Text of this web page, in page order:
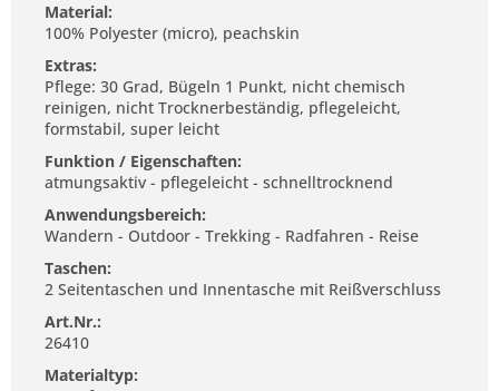
Material:
100% Polyester (micro), peachskin
Extras:
Pflege: 30 Grad, Bügeln 1 Punkt, nicht chemisch
reinigen, nicht Trocknerbeständig, pflegeleicht,
formstabil, super leicht
Funktion / Eigenschaften:
atmungsaktiv - pflegeleicht - schnelltrocknend
Anwendungsbereich:
Wandern - Outdoor - Trekking - Radfahren - Reise
Taschen:
2 Seitentaschen und Innentasche mit Reißverschluss
Art.Nr.:
26410
Materialtyp: